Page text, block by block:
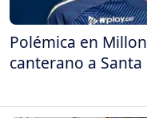
Polémica en
canterano a Santa